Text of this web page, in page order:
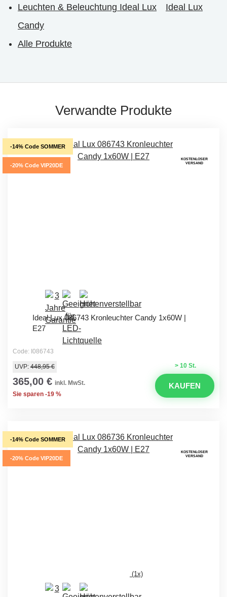
Leuchten & Beleuchtung Ideal Lux
Ideal Lux
Candy
Alle Produkte
Verwandte Produkte
-14% Code SOMMER
-20% Code VIP20DE
KOSTENLOSER
VERSAND
Ideal Lux 086743 Kronleuchter Candy 1x60W |
E27
Code: I086743
> 10 St.
UVP: 448,95 €
365,00 € inkl. MwSt.
Sie sparen -19 %
KAUFEN
-14% Code SOMMER
-20% Code VIP20DE
KOSTENLOSER
VERSAND
(1x)